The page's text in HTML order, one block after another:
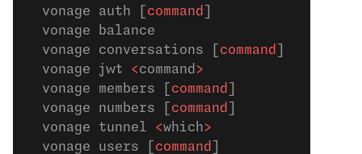
  vonage auth [
command
vonage balance                  Check
  vonage conversations [
command
  vonage jwt
<command >
  vonage members [
command
  vonage numbers [
command
  vonage tunnel
<which>
  vonage users [
command